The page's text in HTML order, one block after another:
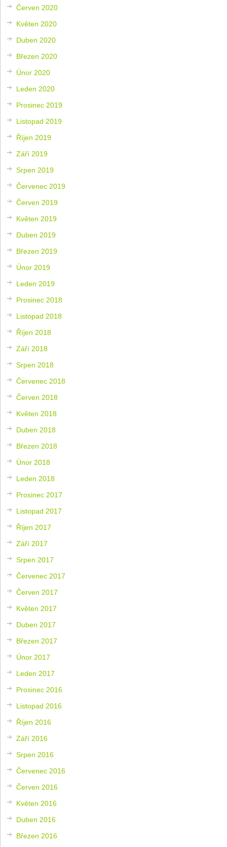
Červen 2020
Květen 2020
Duben 2020
Březen 2020
Únor 2020
Leden 2020
Prosinec 2019
Listopad 2019
Říjen 2019
Září 2019
Srpen 2019
Červenec 2019
Červen 2019
Květen 2019
Duben 2019
Březen 2019
Únor 2019
Leden 2019
Prosinec 2018
Listopad 2018
Říjen 2018
Září 2018
Srpen 2018
Červenec 2018
Červen 2018
Květen 2018
Duben 2018
Březen 2018
Únor 2018
Leden 2018
Prosinec 2017
Listopad 2017
Říjen 2017
Září 2017
Srpen 2017
Červenec 2017
Červen 2017
Květen 2017
Duben 2017
Březen 2017
Únor 2017
Leden 2017
Prosinec 2016
Listopad 2016
Říjen 2016
Září 2016
Srpen 2016
Červenec 2016
Červen 2016
Květen 2016
Duben 2016
Březen 2016